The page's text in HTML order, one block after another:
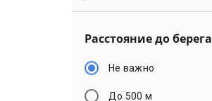
Расстояние до берега
Не важно
До 500 м